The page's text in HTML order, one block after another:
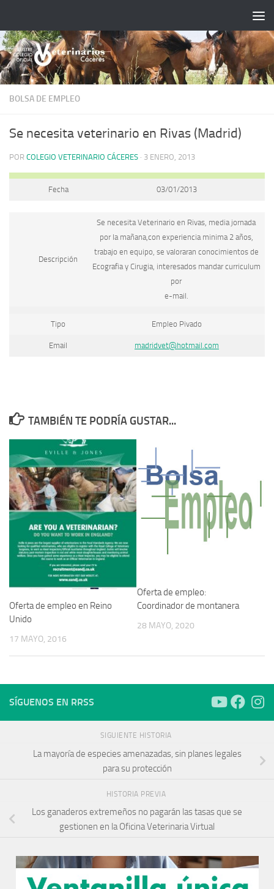
BOLSA DE EMPLEO
Se necesita veterinario en Rivas (Madrid)
POR COLEGIO VETERINARIO CÁCERES · 3 ENERO, 2013
Fecha 03/01/2013
Descripción
Se necesita Veterinario en Rivas, media jornada
por la mañana,con experiencia minima 2 años,
trabajo en equipo, se valoraran conocimientos de
Ecografia y Cirugia, interesados mandar curriculum
por
e-mail.
Tipo Empleo Pivado
Email madridvet@hotmail.com
TAMBIÉN TE PODRÍA GUSTAR...
Oferta de empleo en Reino
Unido
17 MAYO, 2016
Oferta de empleo:
Coordinador de montanera
28 MAYO, 2020
SÍGUENOS EN RRSS
SIGUIENTE HISTORIA
La mayoría de especies amenazadas, sin planes legales
para su protección
HISTORIA PREVIA
Los ganaderos extremeños no pagarán las tasas que se
gestionen en la Oficina Veterinaria Virtual